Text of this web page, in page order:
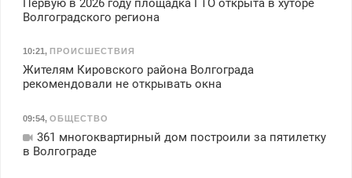
Волгоградского региона
10:21 , ПРОИСШЕСТВИЯ
Жителям Кировского района Волгограда
рекомендовали не открывать окна
09:54, ОБЩЕСТВО
361 многоквартирный дом построили за пятилетку
в Волгограде